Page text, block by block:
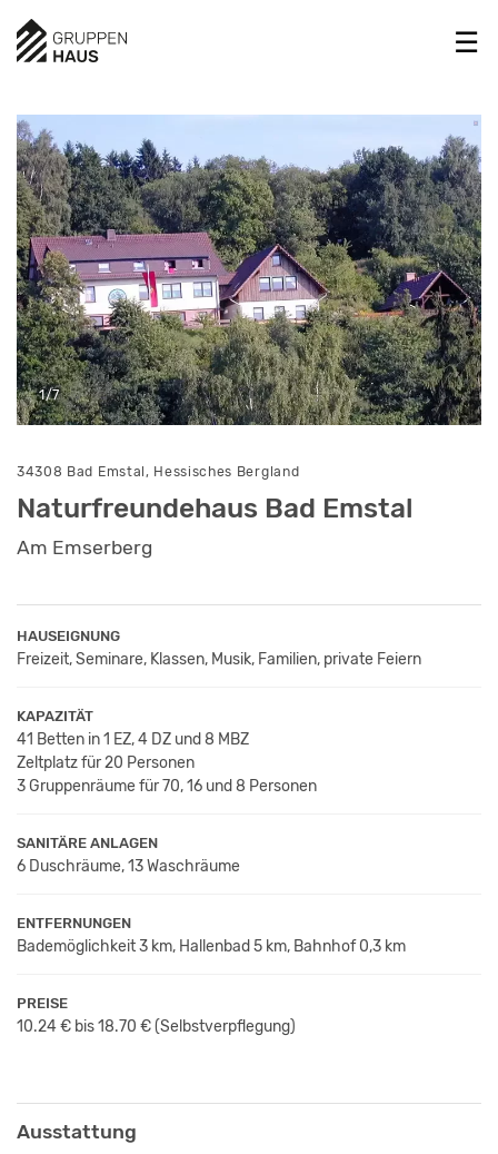
1/7
34308 Bad Emstal, Hessisches Bergland
Naturfreundehaus Bad Emstal
Am Emserberg
HAUSEIGNUNG
Freizeit, Seminare, Klassen, Musik, Familien, private Feiern
KAPAZITÄT
41 Betten in 1 EZ, 4 DZ und 8 MBZ
Zeltplatz für 20 Personen
3 Gruppenräume für 70, 16 und 8 Personen
SANITÄRE ANLAGEN
6 Duschräume, 13 Waschräume
ENTFERNUNGEN
Bademöglichkeit 3 km, Hallenbad 5 km, Bahnhof 0,3 km
PREISE
10.24 € bis 18.70 €(Selbstverpflegung)
Ausstattung